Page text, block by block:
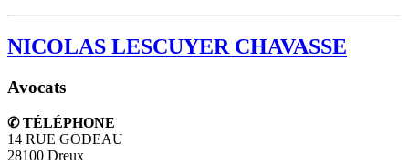
NICOLAS LESCUYER CHAVASSE
Avocats
✆ TÉLÉPHONE
14 RUE GODEAU
28100 Dreux